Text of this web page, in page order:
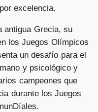
excelencia.
antigua Grecia, su
los Juegos Olímpicos
un desafío para el
y psicológico y
campeones que
durante los Juegos